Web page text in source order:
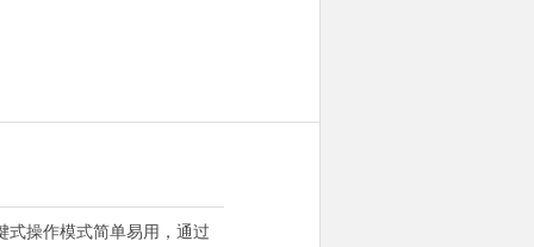
式操作模式简单易用，通过